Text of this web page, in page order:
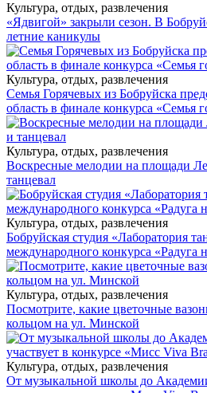
Культура, отдых, развлечения
«Ядвигой» закрыли сезон. В
летние каникулы
Культура, отдых, развлечения
Семья Горячевых из Бобруйска
область в финале конкурса «Семья
Культура, отдых, развлечения
Воскресные мелодии на площади
танцевал
Культура, отдых, развлечения
Бобруйская студия «Лаборатория
международного конкурса «Радуга
Культура, отдых, развлечения
Посмотрите, какие цветочные
кольцом на ул. Минской
Культура, отдых, развлечения
От музыкальной школы до